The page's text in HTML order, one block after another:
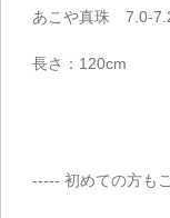
あこや真珠 7.0-
長さ：120cm
----- 初めての方も